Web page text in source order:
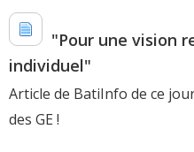
"Pour une vision
individuel"
Article de BatiInfo de ce
des GE !